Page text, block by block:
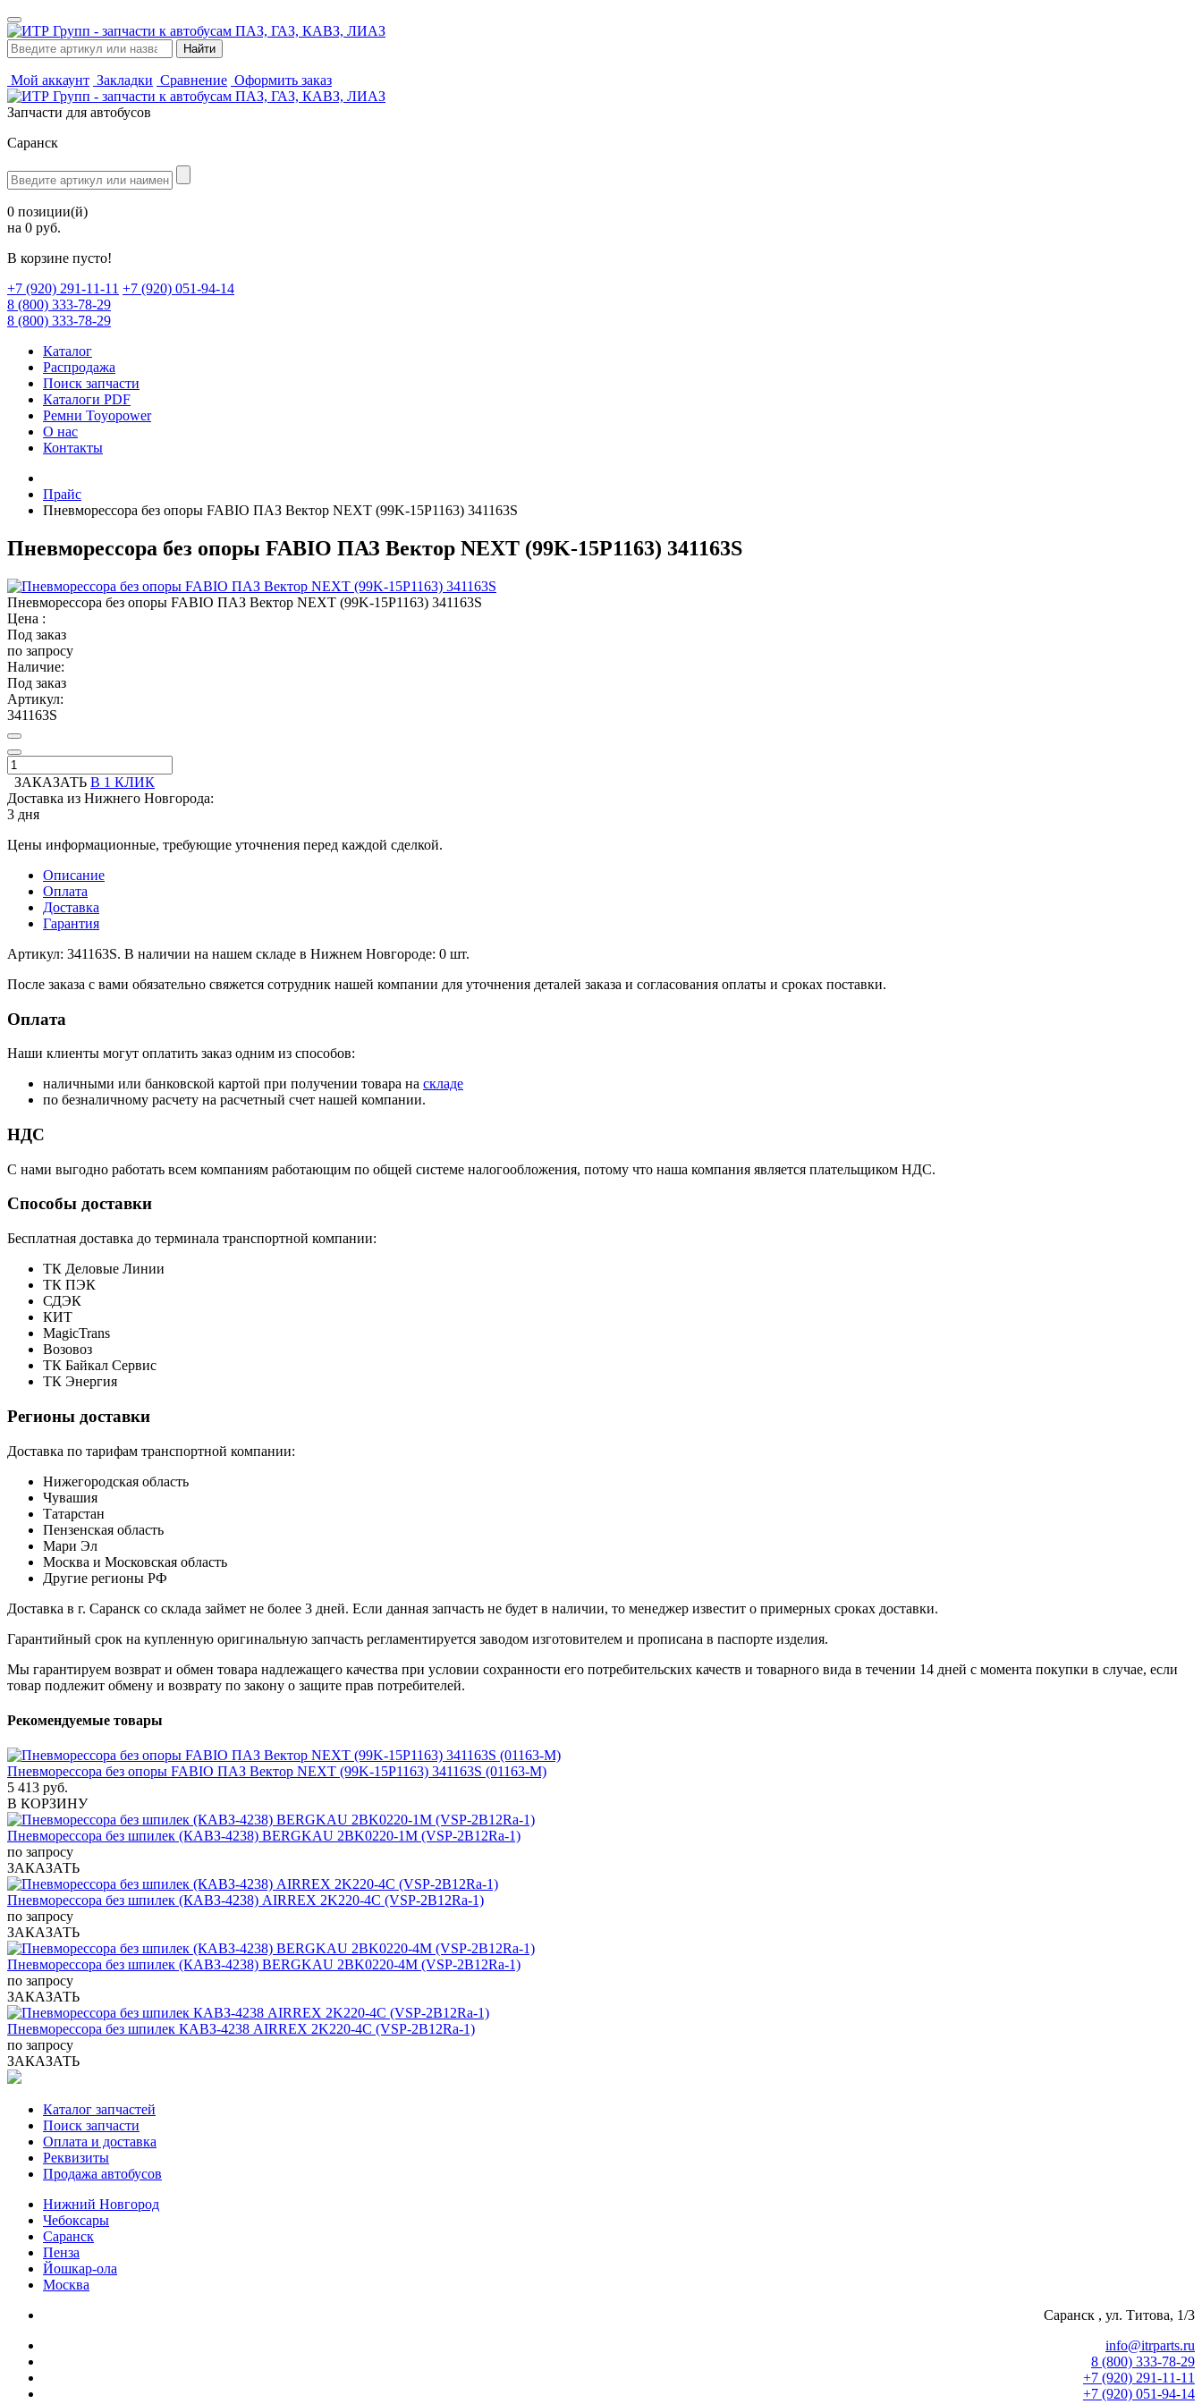
Мой аккаунт Закладки Сравнение Оформить заказ
Запчасти для автобусов
Саранск
0 позиции(й)
на 0 руб.
В корзине пусто!
‪+7 (920) 291-11-11 +7 (920) 051-94-14
8 (800) 333-78-29
8 (800) 333-78-29
Каталог
Распродажа
Поиск запчасти
Каталоги PDF
Ремни Toyopower
О нас
Контакты
Прайс
Пневморессора без опоры FABIO ПАЗ Вектор NEXT (99K-15P1163) 341163S
Пневморессора без опоры FABIO ПАЗ Вектор NEXT (99K-15P1163) 341163S
Пневморессора без опоры FABIO ПАЗ Вектор NEXT (99K-15P1163) 341163S
Цена :
Под заказ
по запросу
Наличие:
Под заказ
Артикул:
341163S
ЗАКАЗАТЬ В 1 КЛИК
Доставка из Нижнего Новгорода:
3 дня
Цены информационные, требующие уточнения перед каждой сделкой.
Описание
Оплата
Доставка
Гарантия
Артикул: 341163S. В наличии на нашем складе в Нижнем Новгороде: 0 шт.
После заказа с вами обязательно свяжется сотрудник нашей компании для уточнения деталей заказа и согласования оплаты и сроках поставки.
Оплата
Наши клиенты могут оплатить заказ одним из способов:
наличными или банковской картой при получении товара на складе
по безналичному расчету на расчетный счет нашей компании.
НДС
С нами выгодно работать всем компаниям работающим по общей системе налогообложения, потому что наша компания является плательщиком НДС.
Способы доставки
Бесплатная доставка до терминала транспортной компании:
ТК Деловые Линии
ТК ПЭК
СДЭК
КИТ
MagicTrans
Возовоз
ТК Байкал Сервис
ТК Энергия
Регионы доставки
Доставка по тарифам транспортной компании:
Нижегородская область
Чувашия
Татарстан
Пензенская область
Мари Эл
Москва и Московская область
Другие регионы РФ
Доставка в г. Саранск со склада займет не более 3 дней. Если данная запчасть не будет в наличии, то менеджер известит о примерных сроках доставки.
Гарантийный срок на купленную оригинальную запчасть регламентируется заводом изготовителем и прописана в паспорте изделия.
Мы гарантируем возврат и обмен товара надлежащего качества при условии сохранности его потребительских качеств и товарного вида в течении 14 дней с момента покупки в случае, если
товар подлежит обмену и возврату по закону о защите прав потребителей.
Рекомендуемые товары
Пневморессора без опоры FABIO ПАЗ Вектор NEXT (99K-15P1163) 341163S (01163-М)
5 413 руб.
В КОРЗИНУ
Пневморессора без шпилек (КАВЗ-4238) BERGKAU 2BK0220-1M (VSP-2B12Ra-1)
по запросу
ЗАКАЗАТЬ
Пневморессора без шпилек (КАВЗ-4238) AIRREX 2K220-4C (VSP-2B12Ra-1)
по запросу
ЗАКАЗАТЬ
Пневморессора без шпилек (КАВЗ-4238) BERGKAU 2BK0220-4M (VSP-2B12Ra-1)
по запросу
ЗАКАЗАТЬ
Пневморессора без шпилек КАВЗ-4238 AIRREX 2K220-4C (VSP-2B12Ra-1)
по запросу
ЗАКАЗАТЬ
Каталог запчастей
Поиск запчасти
Оплата и доставка
Реквизиты
Продажа автобусов
Нижний Новгород
Чебоксары
Саранск
Пенза
Йошкар-ола
Москва
Саранск , ул. Титова, 1/3
info@itrparts.ru
8 (800) 333-78-29
‪+7 (920) 291-11-11
+7 (920) 051-94-14